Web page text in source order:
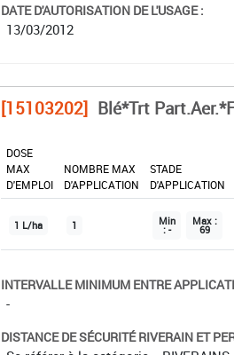
DATE D'AUTORISATION DE L'USAGE :
13/03/2012
[15103202] Blé*Trt
DOSE
MAX
D'EMPLOI
NOMBRE MAX
D'APPLICATION
STADE
D'APPLICATION
1 L/ha 1 Min
: -
Max :
69
INTERVALLE MINIMUM ENTRE
-
DISTANCE DE SÉCURITÉ RIVERAIN ET